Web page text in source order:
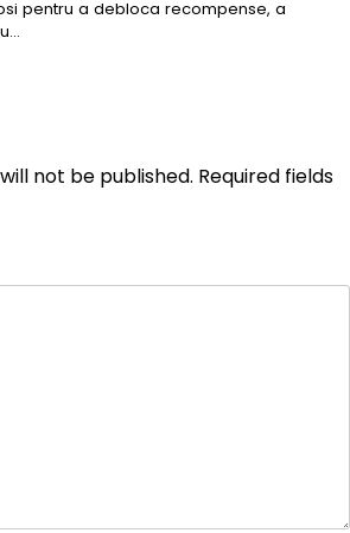
pentru a debloca recompense, a
not be published. Required fields